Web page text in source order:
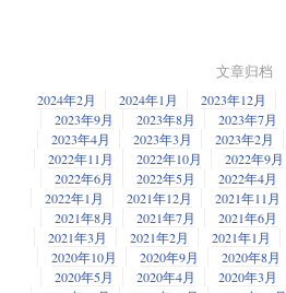
文章归档
2024年2月 2024年1月 2023年12月
2023年9月
2023年8月 2023年7月
2023年4月
2023年3月 2023年2月
2022年11月
2022年10月 2022年9月
2022年6月
2022年5月 2022年4月
2022年1月
2021年12月 2021年11月
2021年8月
2021年7月 2021年6月
2021年3月
2021年2月 2021年1月
2020年10月
2020年9月 2020年8月
2020年5月
2020年4月 2020年3月